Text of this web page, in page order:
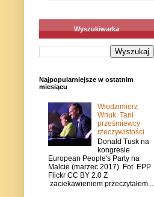
Wyszukiwarka
Najpopularniejsze w ostatnim
miesiącu
Włodzimierz
Wnuk: Tani
prześmiewcy
rzeczywistości
Donald Tusk na
kongresie
European People's Party na
Malcie (marzec 2017). Fot. EPP
Flickr CC BY 2.0 Z
zaciekawieniem przeczytałem...